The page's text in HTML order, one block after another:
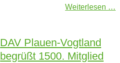
Weiterlesen …
DAV Plauen-Vogtland
begrüßt 1500. Mitglied